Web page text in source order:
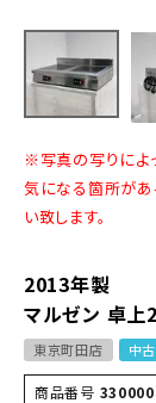
※写真の写りによ
気になる箇所があ
い致します。
2013年製
マルゼン 卓
東京町田店 中
商品番号